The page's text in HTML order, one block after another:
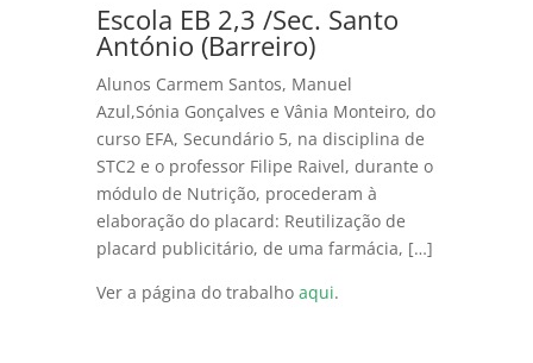
Escola EB 2,3 /Sec. Santo
António (Barreiro)
Alunos Carmem Santos, Manuel
Azul,Sónia Gonçalves e Vânia Monteiro, do
curso EFA, Secundário 5, na disciplina de
STC2 e o professor Filipe Raivel, durante o
módulo de Nutrição, procederam à
elaboração do placard: Reutilização de
placard publicitário, de uma farmácia, […]
Ver a página do trabalho aqui.